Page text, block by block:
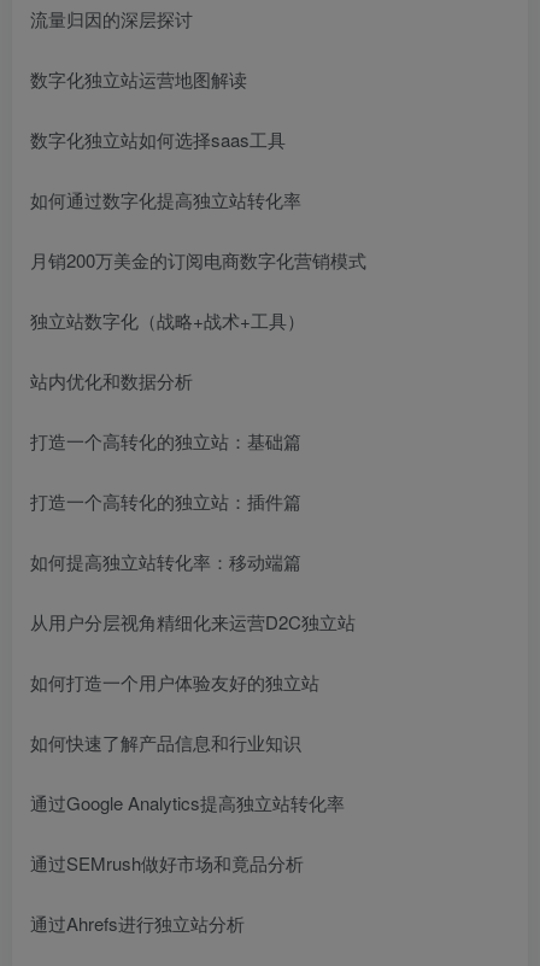
流量归因的深层探讨
数字化独立站运营地图解读
数字化独立站如何选择saas工具
如何通过数字化提高独立站转化率
月销200万美金的订阅电商数字化营销模式
独立站数字化（战略+战术+工具）
站内优化和数据分析
打造一个高转化的独立站：基础篇
打造一个高转化的独立站：插件篇
如何提高独立站转化率：移动端篇
从用户分层视角精细化来运营D2C独立站
如何打造一个用户体验友好的独立站
如何快速了解产品信息和行业知识
通过Google Analytics提高独立站转化率
通过SEMrush做好市场和竟品分析
通过Ahrefs进行独立站分析